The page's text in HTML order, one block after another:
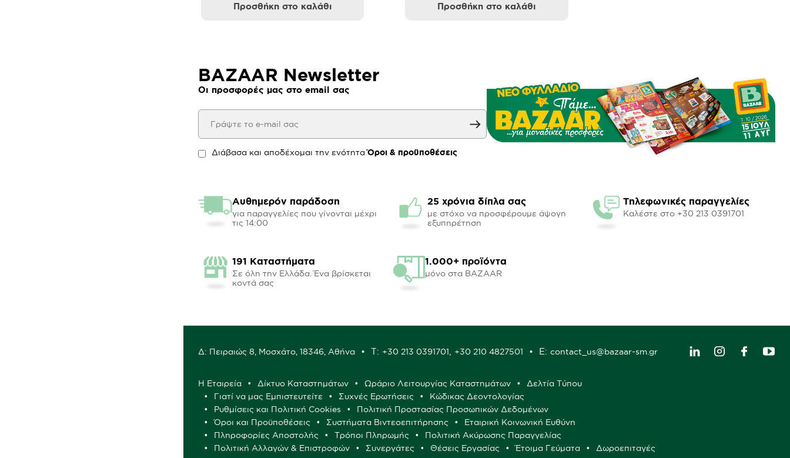
Προσθήκη στο καλάθι Προσθήκη στο καλάθι
BAZAAR Newsletter
Οι προσφορές μας στο email σας
Διάβασα και αποδέχομαι την ενότηταΌροι & προϋποθέσεις
Αυθημερόν παράδοση
για παραγγελίες που γίνονται μέχρι
τις 14:00
25 χρόνια δίπλα σας
με στόχο να προσφέρουμε άψογη
εξυπηρέτηση
Τηλεφωνικές παραγγελίες
Καλέστε στο +30 213 0391701
191 Καταστήματα
Σε όλη την Ελλάδα. Ένα βρίσκεται
κοντά σας
1.000+ προϊόντα
μόνο στα BAZAAR
Δ: Πειραιώς 8, Μοσχάτο, 18346, Αθήνα Τ: +30 213 0391701 +30 210 4827501 E: contact_us@bazaar-sm.gr
Η Εταιρεία Δίκτυο Καταστημάτων Ωράριο Λειτουργίας Καταστημάτων
Δελτία Τύπου
Γιατί να μας Εμπιστευτείτε
Συχνές Ερωτήσεις
Κώδικας Δεοντολογίας
Ρυθμίσεις και Πολιτική Cookies
Πολιτική Προστασίας Προσωπικών Δεδομένων
Όροι και Προϋποθέσεις
Συστήματα Βιντεοεπιτήρησης
Εταιρική Κοινωνική Ευθύνη
Πληροφορίες Αποστολής
Τρόποι Πληρωμής
Πολιτική Ακύρωσης Παραγγελίας
Πολιτική Αλλαγών & Επιστροφών
Συνεργάτες Θέσεις Εργασίας Έτοιμα Γεύματα
Δωροεπιταγές